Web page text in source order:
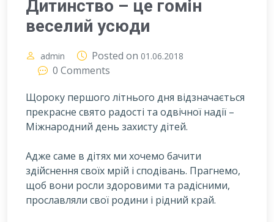
Дитинство – це гомін
веселий усюди
admin Posted on 01.06.2018
0 Comments
Щороку першого літнього дня відзначається
прекрасне свято радості та одвічної надії –
Міжнародний день захисту дітей.
Адже саме в дітях ми хочемо бачити
здійснення своїх мрій і сподівань. Прагнемо,
щоб вони росли здоровими та радісними,
прославляли свої родини і рідний край.